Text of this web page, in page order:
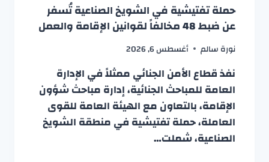
حملة تفتيشية في الشويخ الصناعية تُسفر
عن ضبط 48 مخالفاً لقوانين الإقامة والعمل
نورة سالم أغسطس 6, 2026
نفذ قطاع الأمن الجنائي ممثلاً في الإدارة
العامة للمباحث الجنائية، إدارة مباحث شؤون
الإقامة، بالتعاون مع الهيئة العامة للقوى
العاملة، حملة تفتيشية في منطقة الشويخ
الصناعية، شملت…